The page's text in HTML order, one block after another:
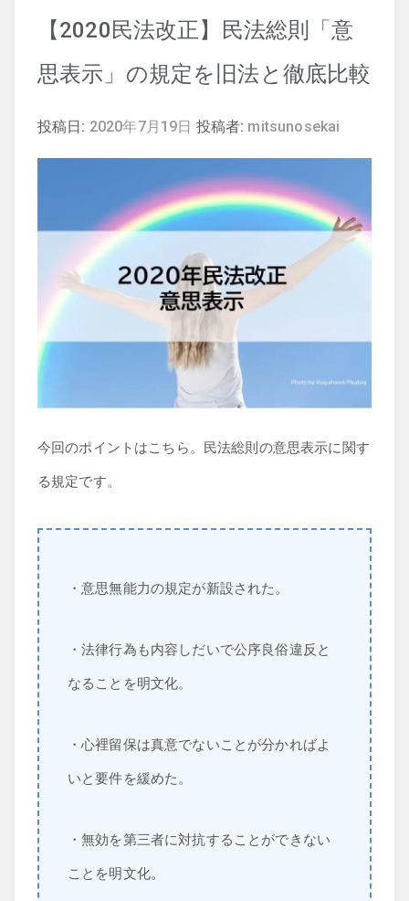
株式
会計学
経済学
【2020民法改正】民法総則「意
思表示」の規定を旧法と徹底比較
投稿日: 2020年7月19日 投稿者: mitsunosekai
今回のポイントはこちら。民法総則の意思表示に関す
る規定です。
・意思無能力の規定が新設された。
・法律行為も内容しだいで公序良俗違反と
なることを明文化。
・心裡留保は真意でないことが分かればよ
いと要件を緩めた。
・無効を第三者に対抗することができない
ことを明文化。